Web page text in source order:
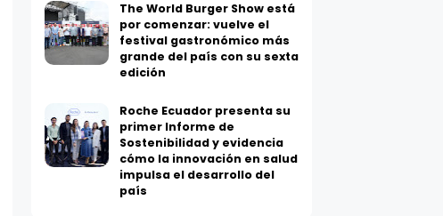
The World Burger Show está
por comenzar: vuelve el
festival gastronómico más
grande del país con su sexta
edición
Roche Ecuador presenta su
primer Informe de
Sostenibilidad y evidencia
cómo la innovación en salud
impulsa el desarrollo del
país